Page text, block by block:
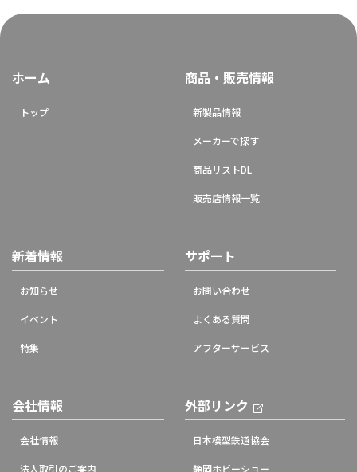
ホーム
トップ
商品・販売情報
新製品情報
メーカーで探す
商品リストDL
販売店情報一覧
新着情報
お知らせ
イベント
特集
サポート
お問い合わせ
よくある質問
アフターサービス
会社情報
会社情報
法人取引のご案内
外部リンク
日本模型鉄道協会
静岡ホビーショー